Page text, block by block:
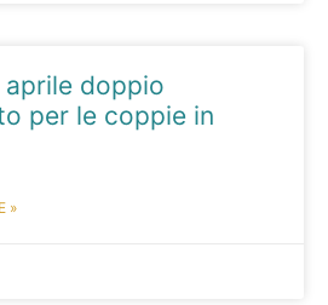
doppio
per le coppie in
»